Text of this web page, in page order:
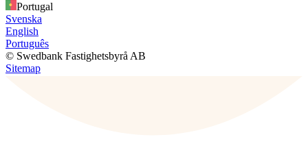
Portugal
Svenska
English
Português
© Swedbank Fastighetsbyrå AB
Sitemap